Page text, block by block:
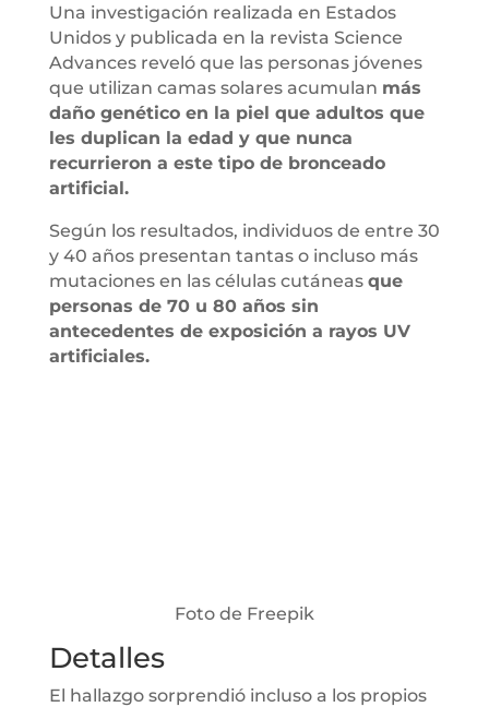
Una investigación realizada en Estados
Unidos y publicada en la revista Science
Advances reveló que las personas jóvenes
que utilizan camas solares acumulan más
daño genético en la piel que adultos que
les duplican la edad y que nunca
recurrieron a este tipo de bronceado
artificial.
Según los resultados, individuos de entre 30
y 40 años presentan tantas o incluso más
mutaciones en las células cutáneas que
personas de 70 u 80 años sin
antecedentes de exposición a rayos UV
artificiales.
Foto de Freepik
Detalles
El hallazgo sorprendió incluso a los propios